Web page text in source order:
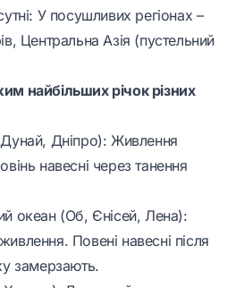
У посушливих регіонах –
Центральна Азія (пустельний
найбільших річок різних
Дніпро): Живлення
навесні через танення
океан (Об, Єнісей, Лена):
Повені навесні після
замерзають.